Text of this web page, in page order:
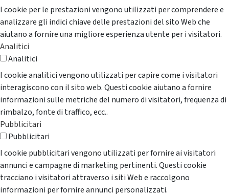
I cookie per le prestazioni vengono utilizzati per comprendere e
analizzare gli indici chiave delle prestazioni del sito Web che
aiutano a fornire una migliore esperienza utente per i visitatori.
Analitici
Analitici
I cookie analitici vengono utilizzati per capire come i visitatori
interagiscono con il sito web. Questi cookie aiutano a fornire
informazioni sulle metriche del numero di visitatori, frequenza di
rimbalzo, fonte di traffico, ecc..
Pubblicitari
Pubblicitari
I cookie pubblicitari vengono utilizzati per fornire ai visitatori
annunci e campagne di marketing pertinenti. Questi cookie
tracciano i visitatori attraverso i siti Web e raccolgono
informazioni per fornire annunci personalizzati.